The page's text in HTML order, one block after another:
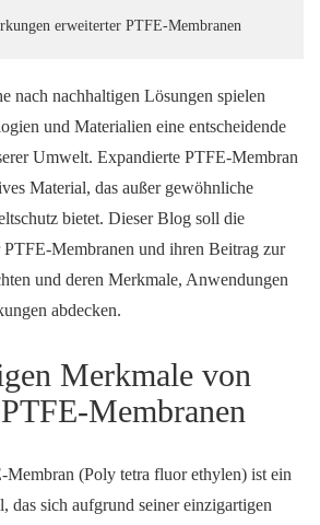
erweiterter PTFE-Membranen
nach nachhaltigen Lösungen spielen
und Materialien eine entscheidende
Umwelt. Expandierte PTFE-Membran
Material, das außer gewöhnliche
bietet. Dieser Blog soll die
Membranen und ihren Beitrag zur
und deren Merkmale, Anwendungen
abdecken.
Merkmale von
Membranen
Membran (Poly tetra fluor ethylen) ist ein
das sich aufgrund seiner einzigartigen